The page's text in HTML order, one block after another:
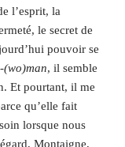
l’esprit, la
le secret de
pouvoir se
(wo)man, il semble
Et pourtant, il me
qu’elle fait
lorsque nous
Montaigne,